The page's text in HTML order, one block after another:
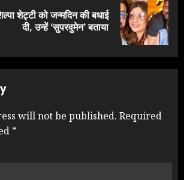
शेट्टी को जन्मदिन की बधाई
दी, उन्हें ‘सुपरवुमेन’ बताया
will not be published. Required
*